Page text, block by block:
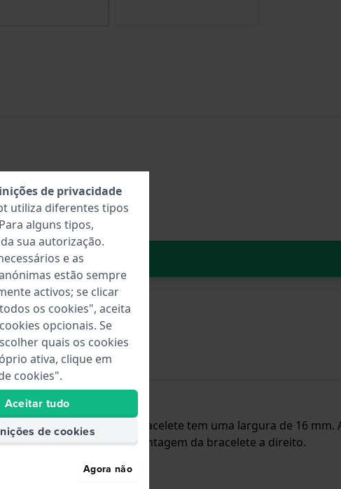
No carrinho
50 euros
pinos de pressão. A bracelete tem uma largura de 16 mm.
relógios Tissot com montagem da bracelete a direito.
de privacidade
utiliza diferentes tipos
alguns tipos,
sua autorização.
e as
estão sempre
activos; se clicar
os cookies", aceita
opcionais. Se
quais os cookies
ativa, clique em
cookies".
Aceitar tudo
de cookies
Agora não